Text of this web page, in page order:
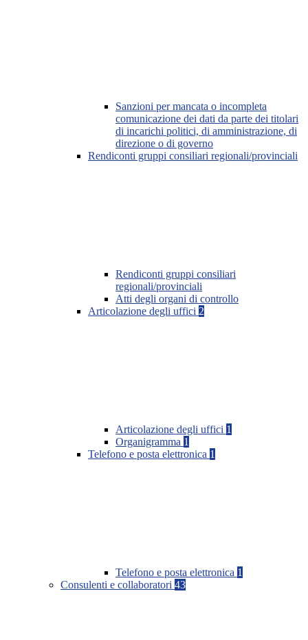
Sanzioni per mancata o incompleta
comunicazione dei dati da parte dei titolari
di incarichi politici, di amministrazione, di
direzione o di governo
Rendiconti gruppi consiliari regionali/provinciali
Rendiconti gruppi consiliari
regionali/provinciali
Atti degli organi di controllo
Articolazione degli uffici 2
Articolazione degli uffici 1
Organigramma 1
Telefono e posta elettronica 1
Telefono e posta elettronica 1
Consulenti e collaboratori 43